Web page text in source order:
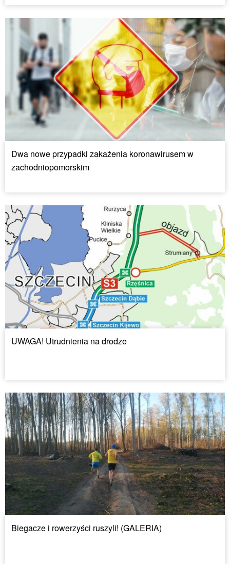
Dwa nowe przypadki zakażenia koronawirusem w
zachodniopomorskim
UWAGA! Utrudnienia na drodze
Biegacze i rowerzyści ruszyli! (GALERIA)